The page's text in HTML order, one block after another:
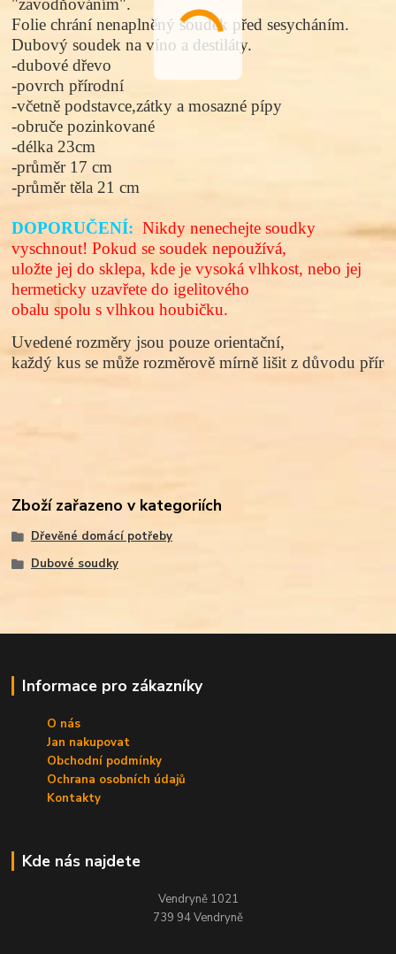
"zavodňováním".
Folie chrání nenaplněný soudek před sesycháním.
Dubový soudek na víno a destiláty.
-dubové dřevo
-povrch přírodní
-včetně podstavce,zátky a mosazné pípy
-obruče pozinkované
-délka 23cm
-průměr 17 cm
-průměr těla 21 cm
DOPORUČENÍ: Nikdy nenechejte soudky
vyschnout! Pokud se soudek nepoužívá,
uložte jej do sklepa, kde je vysoká vlhkost, nebo jej
hermeticky uzavřete do igelitového
obalu spolu s vlhkou houbičku.
Uvedené rozměry jsou pouze orientační,
každý kus se může rozměrově mírně lišit z důvodu
Zboží zařazeno v kategoriích
Dřevěné domácí potřeby
Dubové soudky
Informace pro zákazníky
O nás
Jan nakupovat
Obchodní podmínky
Ochrana osobních údajů
Kontakty
Kde nás najdete
Vendryně 1021
739 94 Vendryně